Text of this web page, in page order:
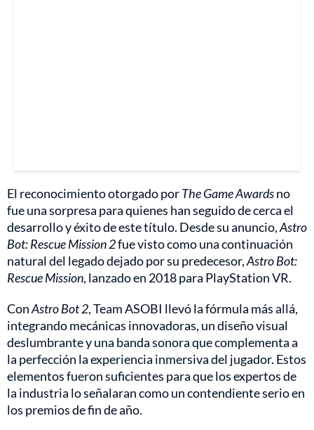
El reconocimiento otorgado porThe Game Awardsno
fue una sorpresa para quienes han seguido de cerca el
desarrollo y éxito de este título. Desde su anuncio,Astro
Bot: Rescue Mission 2fue visto como una continuación
natural del legado dejado por su predecesor,Astro Bot:
Rescue Mission, lanzado en 2018 para PlayStation VR.
ConAstro Bot 2, Team ASOBI llevó la fórmula más allá,
integrando mecánicas innovadoras, un diseño visual
deslumbrante y una banda sonora que complementa a
la perfección la experiencia inmersiva del jugador. Estos
elementos fueron suficientes para que los expertos de
la industria lo señalaran como un contendiente serio en
los premios de fin de año.